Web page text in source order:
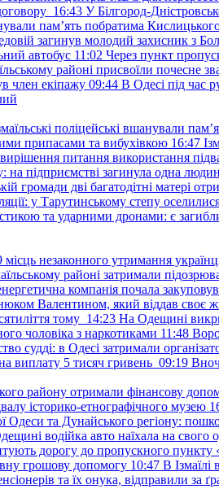
16:43 У Білгород-
пам’ять побратима
загинув молодий захисник з
автобус 11:02 Через пункт
районі присвоїли почесне
член екіпажу 09:44 В Одесі під час
поліцейські вшанували
припасами та вибухівкою 16:47
питання використання
підприємстві загинула одна
громади дві багатодітні матері
у Тарутинському степу
та ударними дронами: є
незаконного утримання
районі затримали
компанія почала
Валентином, який віддав своє
тому 14:23 На Одещині
чоловіка з наркотиками 11:48
судді: в Одесі затримали
виплату 5 тисяч гривень 09:19
району отримали фінансову
історико-етнографічного музею
Одеси та Дунайського регіону:
водійка авто наїхала на свого
дорогу до пропускного
грошову допомогу 10:47 В
та їх онука, відправили за